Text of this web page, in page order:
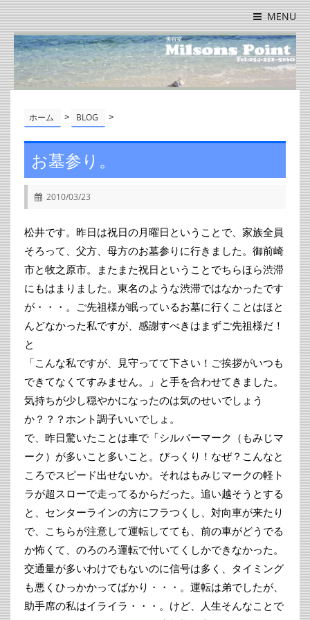
MENU
ホーム > BLOG >
お墓参り。
2010/03/23
松井です。昨日は祝日の月曜日ということで、家族全員
そろって、父方、母方のお墓参りに行きました。御前崎
市と牧之原市。またまた祝日ということでちらほら渋滞
にもはまりました。東名のような渋滞ではなかったです
が・・・。ご先祖様が眠っているお墓に行くことはほと
んどなかった私ですが、感謝すべきはまずご先祖様だ！
と
「こんな私ですが、見守ってて下さい！ご挨拶がいつも
できてなくてすみません。」と手を合わせてきました。
気持ちが少し穏やかになったのは気のせいでしょう
か？？？ホント調子いいでしょ。
で、昨日驚いたことは車で「シルバーマーク（もみじマ
ーク）が多いこと多いこと。びっくり！なぜ？こんなと
ころでスピード出せないか。それはもみじマークの軽ト
ラが超スローで走ってるからだった。追い越そうとする
と、センターラインの方にフラつくし、対向車が来たり
で、こちらが注意して運転してても、前の車がどうでる
か怖くて、のろのろ運転で付いてくしかできなかった。
交通量が多いわけでもないのに信号は多く、タイミング
も悪くひっかかってばかり・・・。運転は弟でしたが、
助手席の私はイライラ・・・。けど、人生そんなことで